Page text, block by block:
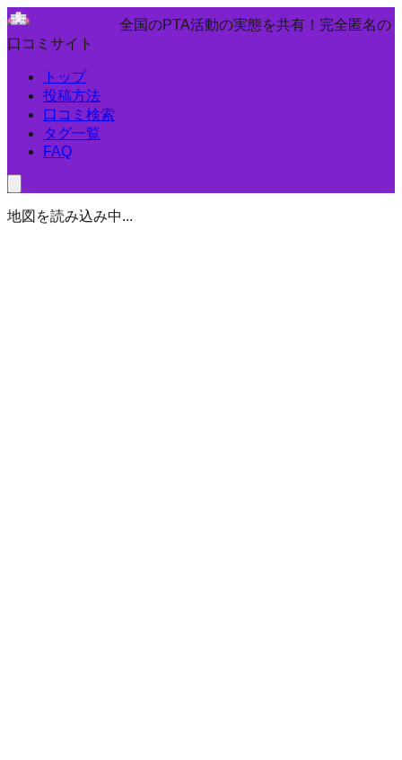
全国のPTA活動の実態を共有！完全匿名の
口コミサイト
トップ
投稿方法
口コミ検索
タグ一覧
FAQ
地図を読み込み中...